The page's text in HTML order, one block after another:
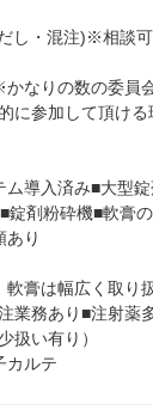
し・混注)※相談
なりの数の委員会
に参加して頂ける
導入済み■大型
錠剤粉砕機■軟膏
あり
軟膏は幅広く取り
業務あり■注射薬
扱い有り）
カルテ